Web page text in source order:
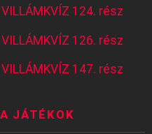
124. rész
126. rész
147. rész
JÁTÉKOK